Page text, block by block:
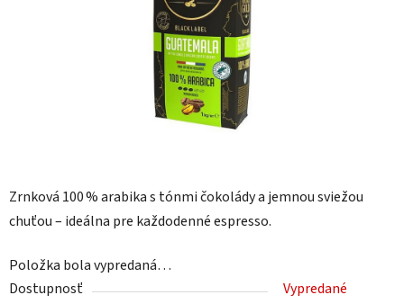
Zrnková 100 % arabika s tónmi čokolády a jemnou sviežou
chuťou – ideálna pre každodenné espresso.
Položka bola vypredaná…
Dostupnosť
Vypredané